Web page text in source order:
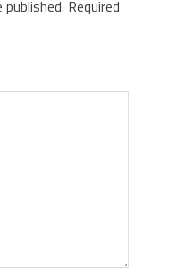
Required